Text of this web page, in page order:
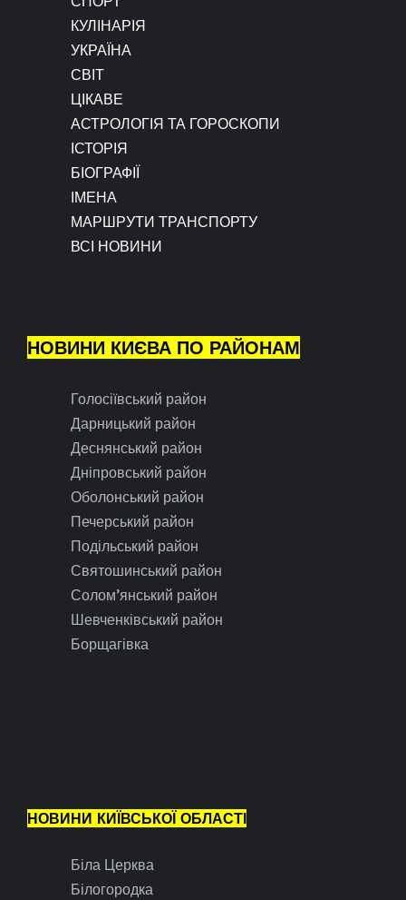
КУЛІНАРІЯ
УКРАЇНА
СВІТ
ЦІКАВЕ
АСТРОЛОГІЯ ТА ГОРОСКОПИ
ІСТОРІЯ
БІОГРАФІЇ
ІМЕНА
МАРШРУТИ ТРАНСПОРТУ
ВСІ НОВИНИ
НОВИНИ КИЄВА ПО РАЙОНАМ
Голосіївський район
Дарницький район
Деснянський район
Дніпровський район
Оболонський район
Печерський район
Подільський район
Святошинський район
Солом’янський район
Шевченківський район
Борщагівка
НОВИНИ КИЇВСЬКОЇ ОБЛАСТІ
Біла Церква
Білогородка